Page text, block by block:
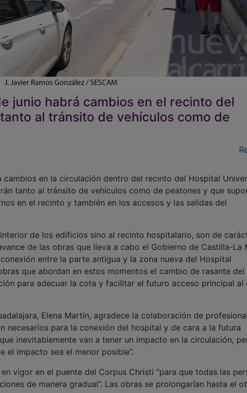
junio habrá cambios en el recinto del
al tránsito de vehículos como de
en la circulación dentro del recinto del Hospital
tanto al tránsito de vehículos como de peatones y que
en el recinto y también en los accesos y las salidas del
de los edificios sino al recinto hospitalario, son de
de las obras que lleva a cabo el Gobierno de Castilla-La
entre la parte antigua y la zona nueva del Hospital
que abordan en estos momentos el cambio de rasante del
para adecuar la cota y facilitar el futuro acceso principal al
Elena Martín, agradece la colaboración de
necesarios para la conexión del hospital y de cara a la futura
inevitablemente van a tener un impacto en la circulación,
el impacto sea el menor posible”.
vigor en el puente del Corpus Christi “para que todas las
de manera gradual”. Las obras se prolongarían hasta el